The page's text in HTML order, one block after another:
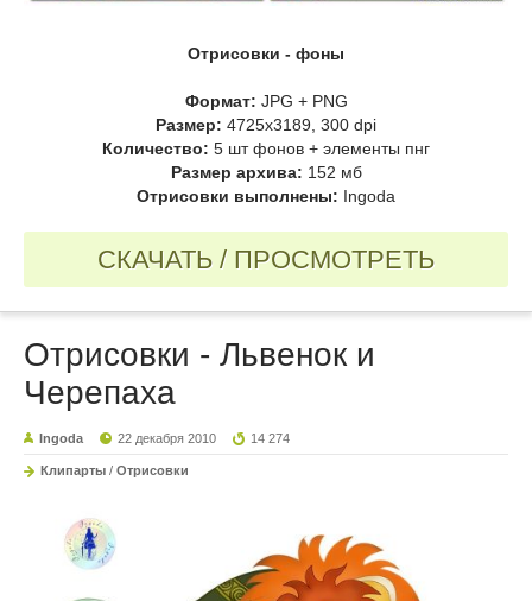
Отрисовки - фоны
Формат: JPG + PNG
Размер: 4725х3189, 300 dpi
Количество: 5 шт фонов + элементы пнг
Размер архива: 152 мб
Отрисовки выполнены: Ingoda
СКАЧАТЬ / ПРОСМОТРЕТЬ
Отрисовки - Львенок и
Черепаха
Ingoda 22 декабря 2010 14 274
Клипарты / Отрисовки